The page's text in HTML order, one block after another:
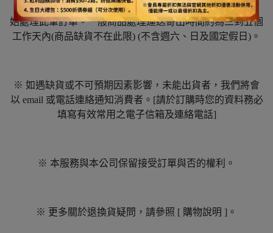
※ 當我們客服人員確認該筆訂單且付款完成無誤後，即開
始處理此筆訂單。一般商品處理運送寄出時間約為三到五個
工作天內(商品缺貨不在此限) (不含週六、日及國定假日)。
※ 如遇缺貨或不可預期因素影響，未能出貨者，我們將會
以 email 或電話連絡通知消費者。[請於訂購時您的資料務必
填寫有效常用之電子信箱及連絡電話]
※ 本服務與本公司保留接受訂單與否的權利。
※ 更多關於退換貨疑問，請參照 [ 購物說明 ]。